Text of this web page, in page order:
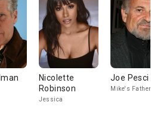
Nicolette
Robinson
Jessica
Joe Pesci
Mike's Father